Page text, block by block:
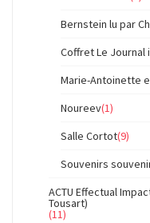
Bernstein lu par
Coffret Le Journal
Marie-Antoinette
Noureev(1)
Salle Cortot(9)
Souvenirs
ACTU Effectual
Tousart)
(11)